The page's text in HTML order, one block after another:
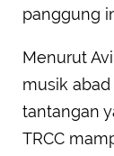
panggung
Menurut
musik
tantangan
TRCC